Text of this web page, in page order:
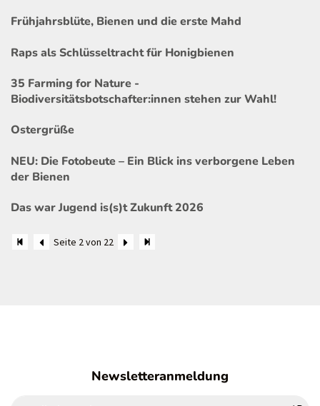
Frühjahrsblüte, Bienen und die erste Mahd
Raps als Schlüsseltracht für Honigbienen
35 Farming for Nature -
Biodiversitätsbotschafter:innen stehen zur Wahl!
Ostergrüße
NEU: Die Fotobeute – Ein Blick ins verborgene Leben
der Bienen
Das war Jugend is(s)t Zukunft 2026
Seite 2 von 22
Newsletteranmeldung